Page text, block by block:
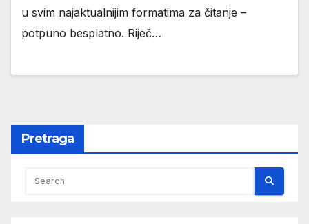
u svim najaktualnijim formatima za čitanje –
potpuno besplatno. Riječ…
Pretraga